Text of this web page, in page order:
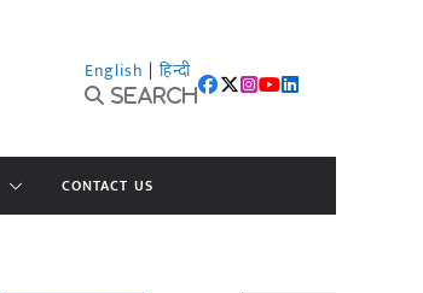
English | हिन्दी
Search
CONTACT US